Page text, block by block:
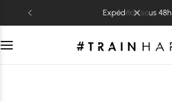
expédition sous 48h